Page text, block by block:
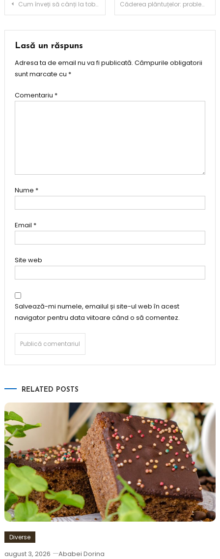
Navigare
în
articole
Cum înveți să cânți la tobe cu metronom Căderea plăntuțelor: probleme în stadiul de răsad
Lasă un răspuns
Adresa ta de email nu va fi publicată. Câmpurile obligatorii
sunt marcate cu *
Comentariu *
Nume *
Email *
Site web
Salvează-mi numele, emailul și site-ul web în acest
navigator pentru data viitoare când o să comentez.
RELATED POSTS
Diverse
august 3, 2026 Ababei Dorina